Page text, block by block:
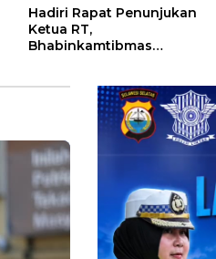
Hadiri Rapat Penunjukan
Ketua RT,
Bhabinkamtibmas
dengan Warga